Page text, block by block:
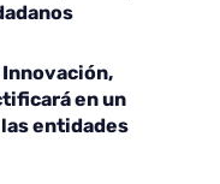
en un
entidades